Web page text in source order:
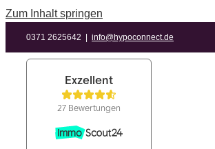
Zum Inhalt springen
0371 2625642 info@hypoconnect.de